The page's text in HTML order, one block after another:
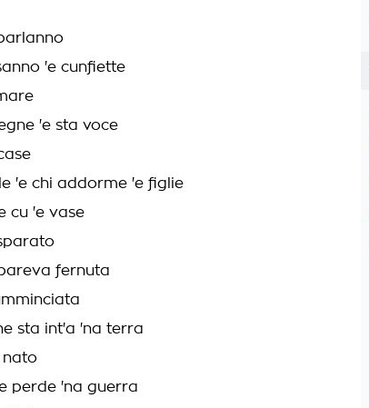
'e cunfiette
'e sta voce
'e chi addorme 'e figlie
cu 'e vase
fernuta
sta int'a 'na terra
nato
perde 'na guerra